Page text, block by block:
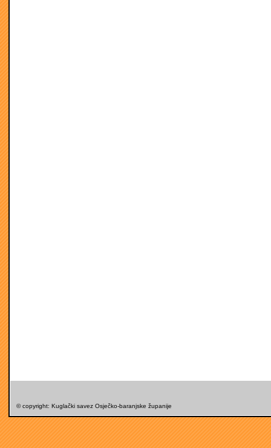
© copyright: Kuglački savez Osječko-baranjske županije